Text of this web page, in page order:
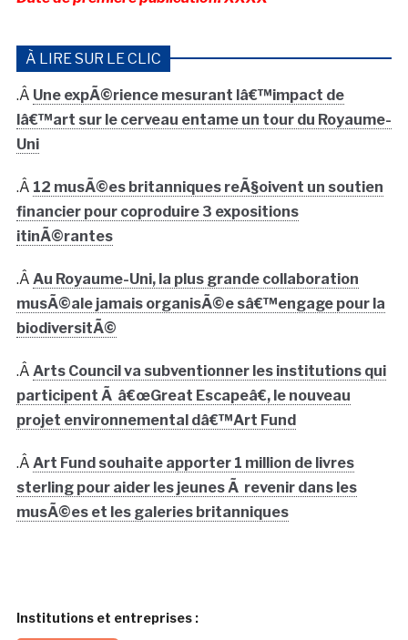
À LIRE SUR LE CLIC
.Â Une expÃ©rience mesurant lâ€™impact de
lâ€™art sur le cerveau entame un tour du Royaume-
Uni
.Â 12 musÃ©es britanniques reÃ§oivent un soutien
financier pour coproduire 3 expositions
itinÃ©rantes
.Â Au Royaume-Uni, la plus grande collaboration
musÃ©ale jamais organisÃ©e sâ€™engage pour la
biodiversitÃ©
.Â Arts Council va subventionner les institutions qui
participent Ã â€œGreat Escapeâ€, le nouveau
projet environnemental dâ€™Art Fund
.Â Art Fund souhaite apporter 1 million de livres
sterling pour aider les jeunes Ã revenir dans les
musÃ©es et les galeries britanniques
Institutions et entreprises :